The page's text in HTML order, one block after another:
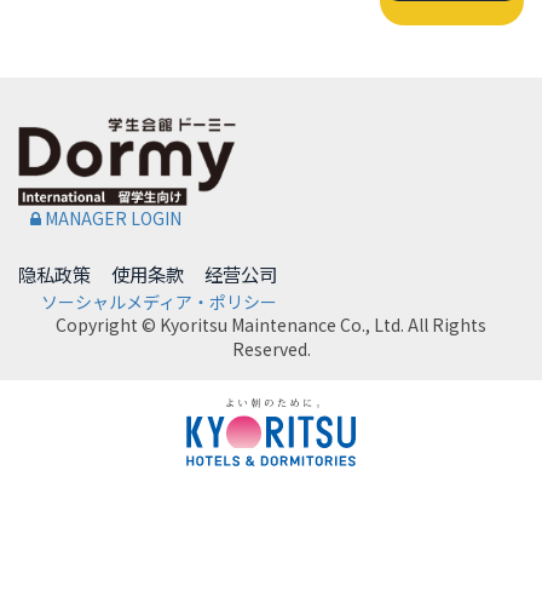
MANAGER LOGIN
隐私政策 使用条款 经营公司
ソーシャルメディア・ポリシー
Copyright © Kyoritsu Maintenance Co., Ltd. All Rights
Reserved.